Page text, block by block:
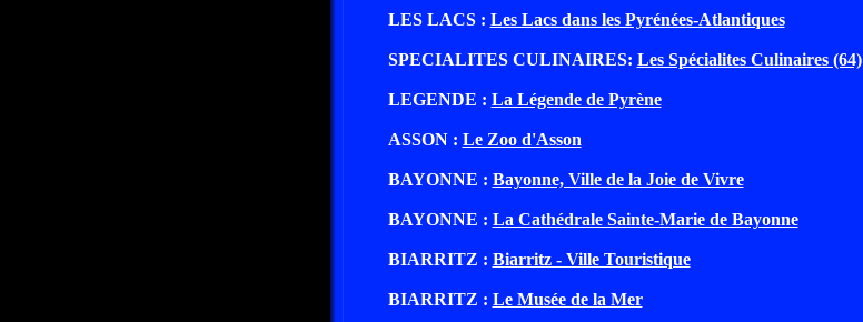
LES LACS : Les Lacs dans les Pyrénées-Atlantiques
SPECIALITES CULINAIRES: Les Spécialites Culinaires (64)
LEGENDE : La Légende de Pyrène
ASSON : Le Zoo d'Asson
BAYONNE : Bayonne, Ville de la Joie de Vivre
BAYONNE : La Cathédrale Sainte-Marie de Bayonne
BIARRITZ : Biarritz - Ville Touristique
BIARRITZ : Le Musée de la Mer